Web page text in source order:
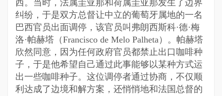
西。当时，法属圭亚那和荷属圭亚那发生了边界
纠纷，于是双方总督让中立的葡萄牙属地的一名
巴西官员出面调停，该官员叫弗朗西斯科·德·梅
洛·帕赫塔（Francisco de Melo Palheta）。帕赫塔
欣然同意，因为任何政府官员都禁止出口咖啡种
子，于是他希望自己通过此事能够以某种方式运
出一些咖啡种子。这位调停者通过协商，不仅顺
利达成了边境和解方案，还悄悄地和法国总督的